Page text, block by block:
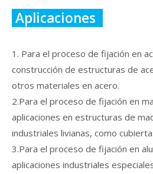
Aplicaciones
1. Para el proceso de fijación en
construcción de estructuras de
otros materiales en acero.
2.Para el proceso de fijación en
aplicaciones en estructuras de
industriales livianas, como
3.Para el proceso de fijación en
aplicaciones industriales